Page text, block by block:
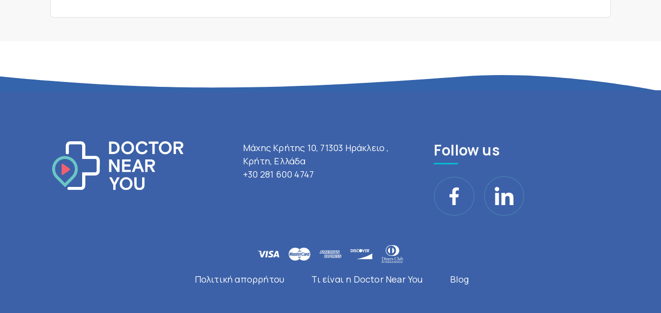
Μάχης Κρήτης 10, 71303 Ηράκλειο ,
Κρήτη, Ελλάδα
+30 281 600 4747
Follow us
Πολιτική απορρήτου Τι είναι η Doctor Near You Blog